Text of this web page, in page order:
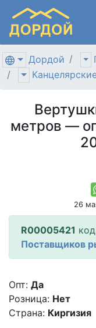
Дордой
метров —
26
R00005421
Поставщиков
Опт: Да
Розница: Нет
Страна: Киргизия